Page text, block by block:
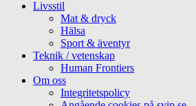
Livsstil
Mat & dryck
Hälsa
Sport & äventyr
Teknik / vetenskap
Human Frontiers
Om oss
Integritetspolicy